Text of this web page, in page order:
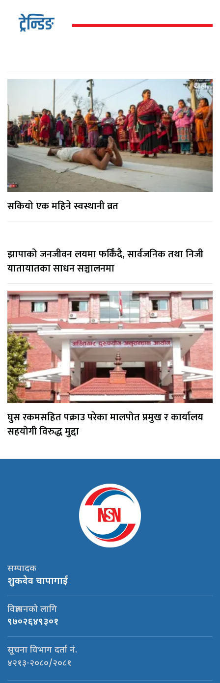
ट्रेन्डिङ
सकियो एक महिने स्वस्थानी व्रत
झापाको जनजीवन लयमा फर्किँदै, सार्वजनिक तथा निजी
यातायातका साधन सञ्चालनमा
घुस रकमसहित पक्राउ परेका मालपोत प्रमुख र कार्यालय
सहयोगी विरुद्ध मुद्दा
सम्पादक
शुकदेव चापागाई
विज्ञापनको लागि
९७०२६४९३०१
सूचना विभाग दर्ता नं.
४२१३-२०८०/२०८१